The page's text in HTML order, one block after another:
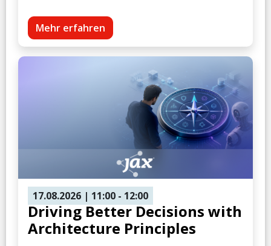
Mehr erfahren
17.08.2026 | 11:00 - 12:00
Driving Better Decisions with
Architecture Principles